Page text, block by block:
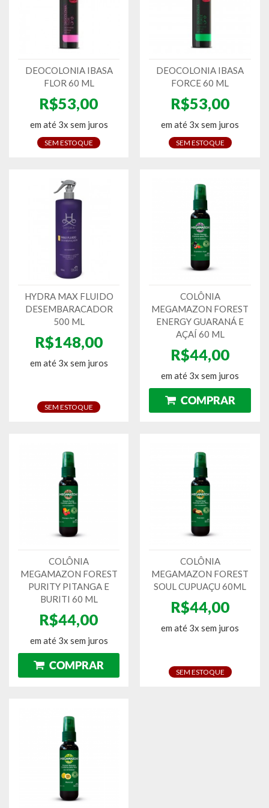
DEOCOLONIA IBASA
FLOR 60 ML
R$53,00
em até 3x sem juros
SEM ESTOQUE
DEOCOLONIA IBASA
FORCE 60 ML
R$53,00
em até 3x sem juros
SEM ESTOQUE
HYDRA MAX FLUIDO
DESEMBARACADOR
500 ML
R$148,00
em até 3x sem juros
SEM ESTOQUE
COLÔNIA
MEGAMAZON FOREST
ENERGY GUARANÁ E
AÇAÍ 60 ML
R$44,00
em até 3x sem juros
COLÔNIA
MEGAMAZON FOREST
PURITY PITANGA E
BURITI 60 ML
R$44,00
em até 3x sem juros
COLÔNIA
MEGAMAZON FOREST
SOUL CUPUAÇU 60ML
R$44,00
em até 3x sem juros
SEM ESTOQUE